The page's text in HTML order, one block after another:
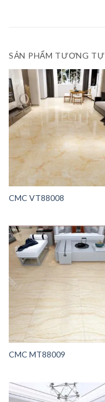
SẢN PHẨM TƯƠNG TỰ
CMC VT88008
CMC MT88009